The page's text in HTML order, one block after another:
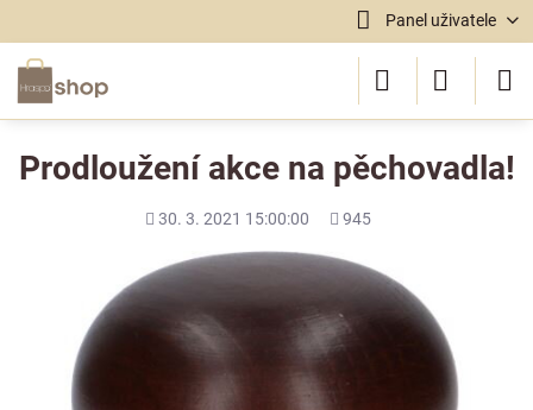
Panel uživatele
Prodloužení akce na pěchovadla!
Přidáno
30. 3. 2021 15:00:00
Počet
945